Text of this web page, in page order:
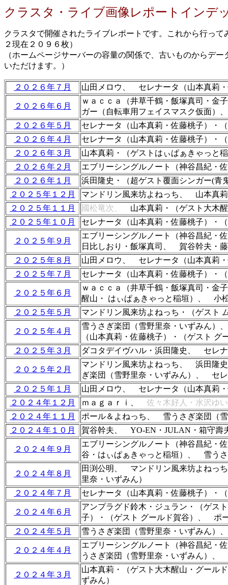
クラスタ・ライブ画像レポートインデ
クラスタで開催されたライブレポートです。これから行っ
２現在２０９６枚）
（ホームページサーバーの容量の関係で、古いものからデ
いただけます。）
２０２６年７月 山田メロウ、 セレナータ（山本真莉
２０２６年６月
ｗａｃｃａ（井草千鶴・飯塚真司・
ガー（自転車用フェイスマスク仮面）
２０２６年５月
セレナータ（山本真莉・佐藤桃子）・
２０２６年４月
セレナータ（山本真莉・佐藤桃子）・
２０２６年３月
山本真莉・（ゲストはぃぱぁきゃっと
２０２６年２月
エブリーシングルノート（神谷昌紀
２０２６年１月
浜田隆史・（超ゲスト覆面シンガー(
２０２５年１２月
マンドリン風来坊よねっち、 山本真
２０２５年１１月
國松竜次、 山本真莉・（ゲスト大木
２０２５年１０月
セレナータ（山本真莉・佐藤桃子）・
２０２５年９月
エブリーシングルノート（神谷昌紀
日比しおり・飯塚真司、 賀谷幹夫・
２０２５年８月
山田メロウ、 セレナータ（山本真莉
２０２５年７月
セレナータ（山本真莉・佐藤桃子）・
２０２５年６月
ｗａｃｃａ（井草千鶴・飯塚真司・
醒山・ はぃぱぁきゃっと稲垣）、 小
２０２５年５月
マンドリン風来坊よねっち・（ゲスト
２０２５年４月
雪うさぎ楽団（雪野里奈・いずみん
（山本真莉・佐藤桃子）・（ゲスト
２０２５年３月
ダコタデイヴハル・浜田隆史、 セレ
２０２５年２月
マンドリン風来坊よねっち、 浜田隆
ぎ楽団（雪野里奈・いずみん）、 セ
２０２５年１月
山田メロウ、 セレナータ（山本真莉
２０２４年１２月
ｍａｇａｒｉ、 佐々木好人・水沢ゆ
２０２４年１１月
ポール＆よねっち、 雪うさぎ楽団（
２０２４年１０月
賀谷幹夫、 YO-EN・JULAN・箱守壽
２０２４年９月
エブリーシングルノート（神谷昌紀・
谷・はぃぱぁきゃっと稲垣）、 雪う
２０２４年８月
田渕公明、 マンドリン風来坊よねっ
里奈・いずみん）
２０２４年７月
セレナータ（山本真莉・佐藤桃子）
２０２４年６月
アンプラグド鈴木・ジュラン・（ゲス
子）・（ゲスト グールド賀谷）、 ポ
２０２４年５月
雪うさぎ楽団（雪野里奈・いずみん）
２０２４年４月
エブリーシングルノート（神谷昌紀
うさぎ楽団（雪野里奈・いずみん）
２０２４年３月
山本真莉・（ゲスト大木醒山・グー
ずみん）